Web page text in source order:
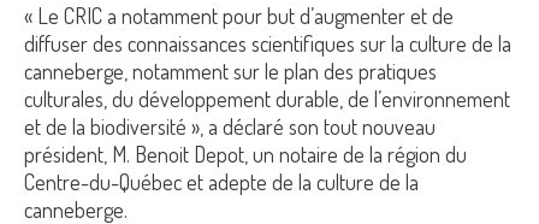
« Le CRIC a notamment pour but d’augmenter et de
diffuser des connaissances scientifiques sur la culture de la
canneberge, notamment sur le plan des pratiques
culturales, du développement durable, de l’environnement
et de la biodiversité », a déclaré son tout nouveau
président, M. Benoit Depot, un notaire de la région du
Centre-du-Québec et adepte de la culture de la
canneberge.